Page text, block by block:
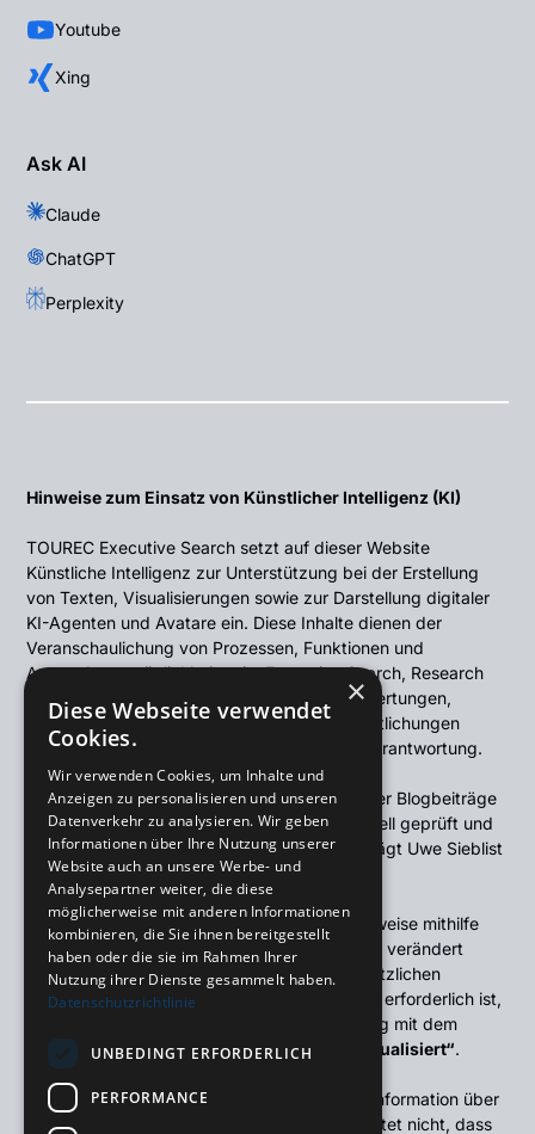
Youtube
Xing
Ask AI
Claude
ChatGPT
Perplexity
Hinweise zum Einsatz von Künstlicher Intelligenz (KI)
TOUREC Executive Search setzt auf dieser Website
Künstliche Intelligenz zur Unterstützung bei der Erstellung
von Texten, Visualisierungen sowie zur Darstellung digitaler
KI-Agenten und Avatare ein. Diese Inhalte dienen der
Veranschaulichung von Prozessen, Funktionen und
Anwendungsmöglichkeiten im Executive Search, Research
und in der Analyse.Sämtliche fachlichen Bewertungen,
Entscheidungen, Empfehlungen und Veröffentlichungen
erfolgen ausschließlich unter menschlicher Verantwortung.
Alle veröffentlichten Inhalte – einschließlich der Blogbeiträge
– werden vor ihrer Veröffentlichung redaktionell geprüft und
freigegeben. Die inhaltliche Verantwortung trägt Uwe Sieblist
als Betreiber von TOUREC Executive Search.
Soweit Bild- oder Videoinhalte ganz oder teilweise mithilfe
Künstlicher Intelligenz erstellt oder wesentlich verändert
wurden und nach den jeweils geltenden gesetzlichen
Vorschriften eine Transparenzkennzeichnung erforderlich ist,
erfolgt diese in unmittelbarem Zusammenhang mit dem
jeweiligen Inhalt durch den Hinweis„✦ KI-visualisiert“.
Die Kennzeichnung dient der transparenten Information über
den Einsatz Künstlicher Intelligenz. Sie bedeutet nicht, dass
×
Diese Webseite verwendet
Cookies.
Wir verwenden Cookies, um Inhalte und
Anzeigen zu personalisieren und unseren
Datenverkehr zu analysieren. Wir geben
Informationen über Ihre Nutzung unserer
Website auch an unsere Werbe- und
Analysepartner weiter, die diese
möglicherweise mit anderen Informationen
kombinieren, die Sie ihnen bereitgestellt
haben oder die sie im Rahmen Ihrer
Nutzung ihrer Dienste gesammelt haben.
Datenschutzrichtlinie
UNBEDINGT ERFORDERLICH
PERFORMANCE